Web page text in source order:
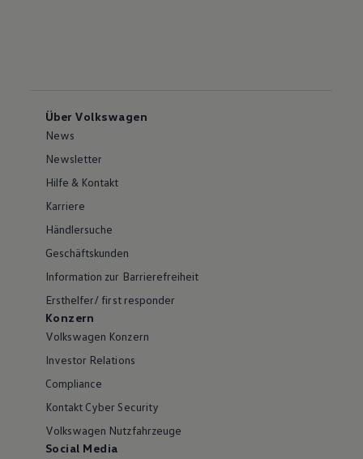
Über Volkswagen
News
Newsletter
Hilfe & Kontakt
Karriere
Händlersuche
Geschäftskunden
Information zur Barrierefreiheit
Ersthelfer/ first responder
Konzern
Volkswagen Konzern
Investor Relations
Compliance
Kontakt Cyber Security
Volkswagen Nutzfahrzeuge
Social Media